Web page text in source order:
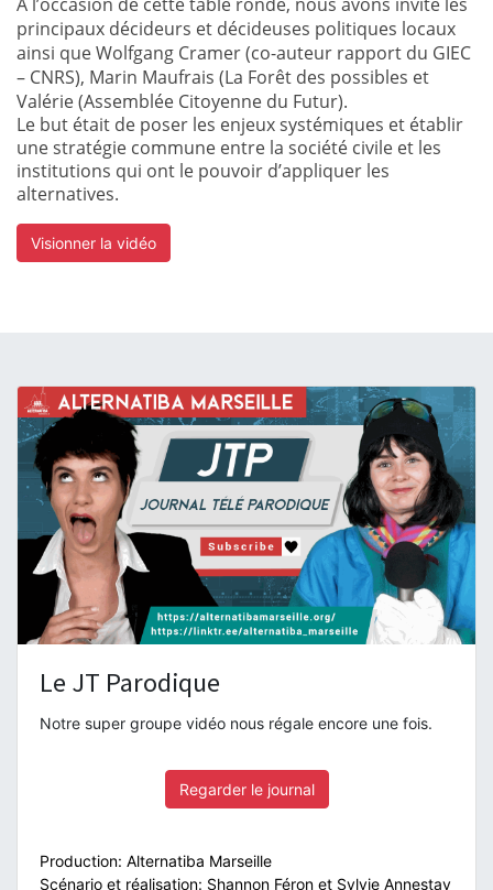
principaux décideurs et décideuses politiques locaux
ainsi que Wolfgang Cramer (co-auteur rapport du GIEC
– CNRS), Marin Maufrais (La Forêt des possibles et
Valérie (Assemblée Citoyenne du Futur).
Le but était de poser les enjeux systémiques et établir
une stratégie commune entre la société civile et les
institutions qui ont le pouvoir d’appliquer les
alternatives.
Visionner la vidéo
Le JT Parodique
Notre super groupe vidéo nous régale encore une fois.
Regarder le journal
Production: Alternatiba Marseille
Scénario et réalisation: Shannon Féron et Sylvie Annestay